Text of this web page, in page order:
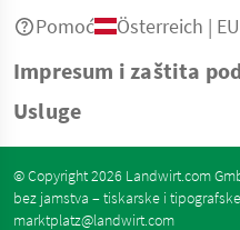
Impresum i zaštita
Usluge
Pomoć Österreich |
© Copyright 2026 Landwirt.com
bez jamstva – tiskarske i
marktplatz@landwirt.com